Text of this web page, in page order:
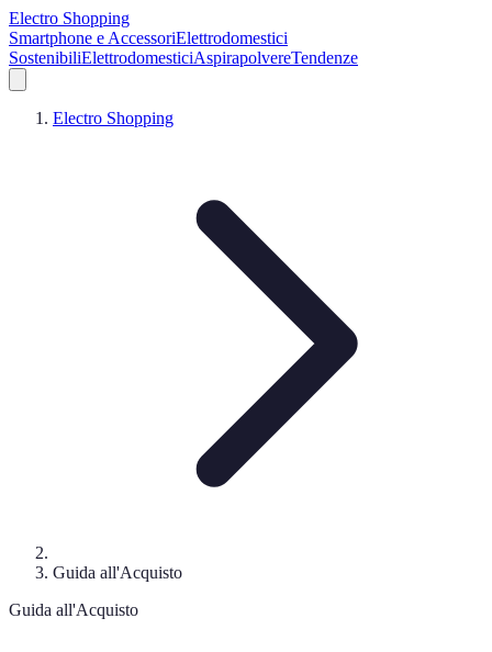
Electro Shopping
Smartphone e AccessoriElettrodomestici
SostenibiliElettrodomesticiAspirapolvereTendenze
Electro Shopping
Guida all'Acquisto
Guida all'Acquisto